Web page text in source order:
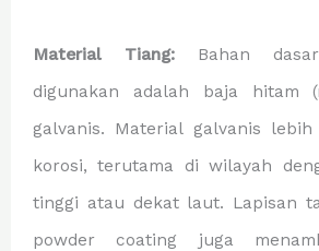
Material Tiang: Bahan
digunakan adalah baja hitam
galvanis. Material galvanis
korosi, terutama di wilayah
tinggi atau dekat laut. Lapisan
powder coating juga